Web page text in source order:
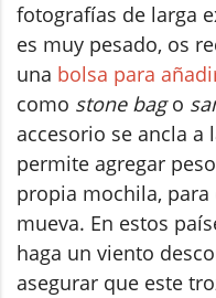
fotografías de larga
es muy pesado, os
una bolsa para
como stone bago
accesorio se ancla a
permite agregar
propia mochila,
mueva. En estos
haga un viento
asegurar que este